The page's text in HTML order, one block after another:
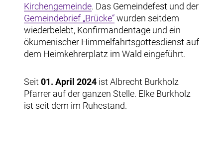
Kirchengemeinde. Das Gemeindefest und der
Gemeindebrief „Brücke“wurden seitdem
wiederbelebt, Konfirmandentage und ein
ökumenischer Himmelfahrtsgottesdienst auf
dem Heimkehrerplatz im Wald eingeführt.
Seit 01. April 2024 ist Albrecht Burkholz
Pfarrer auf der ganzen Stelle. Elke Burkholz
ist seit dem im Ruhestand.